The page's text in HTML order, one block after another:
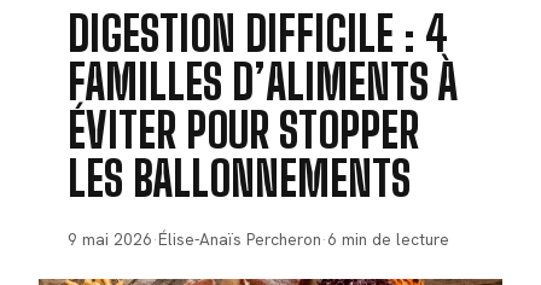
MODE
SANTÉ
BIEN-ÊTRE
DÉV. PERSO
DIGESTION DIFFICILE : 4
FAMILLES D’ALIMENTS À
ÉVITER POUR STOPPER
LES BALLONNEMENTS
9 mai 2026·Élise-Anaïs Percheron·6 min de lecture